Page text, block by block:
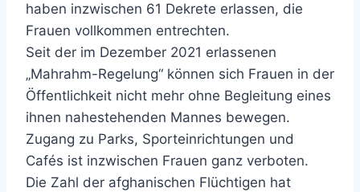
haben inzwischen 61 Dekrete erlassen, die
Frauen vollkommen entrechten.
Seit der im Dezember 2021 erlassenen
„Mahrahm-Regelung“ können sich Frauen in der
Öffentlichkeit nicht mehr ohne Begleitung eines
ihnen nahestehenden Mannes bewegen.
Zugang zu Parks, Sporteinrichtungen und
Cafés ist inzwischen Frauen ganz verboten.
Die Zahl der afghanischen Flüchtigen hat